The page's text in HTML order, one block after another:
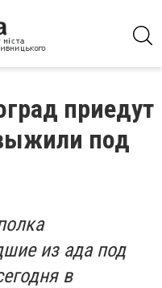
приедут
под
из ада под
в